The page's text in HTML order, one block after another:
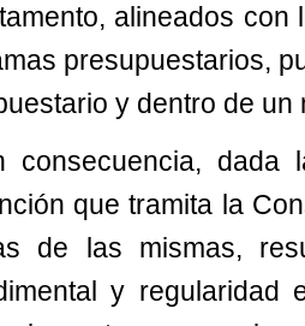
alineados
presupuestarios,
y dentro de
consecuencia,
que tramita la
de las mismas,
y